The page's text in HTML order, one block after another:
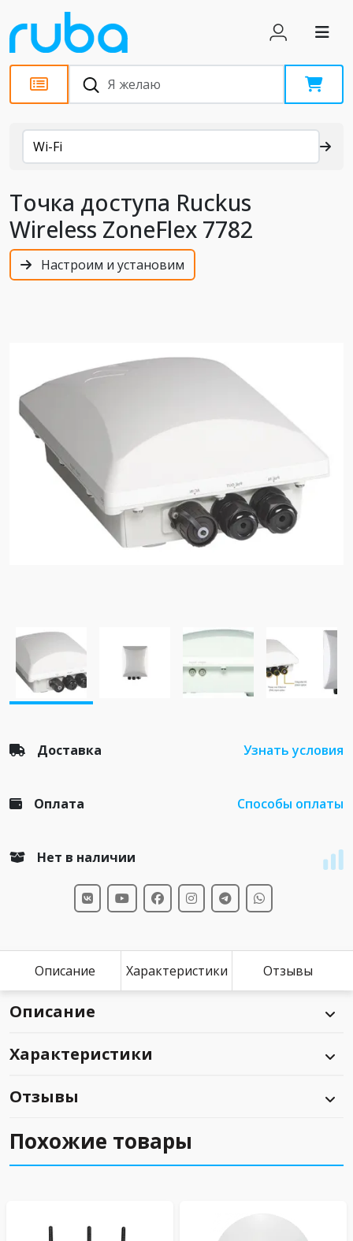
Каталог
Wi-Fi
Точка доступа Ruckus
Wireless ZoneFlex 7782
Настроим и установим
Доставка Узнать условия
Оплата Способы оплаты
Нет в наличии
Описание Характеристики Отзывы
Описание
Характеристики
Отзывы
Похожие товары